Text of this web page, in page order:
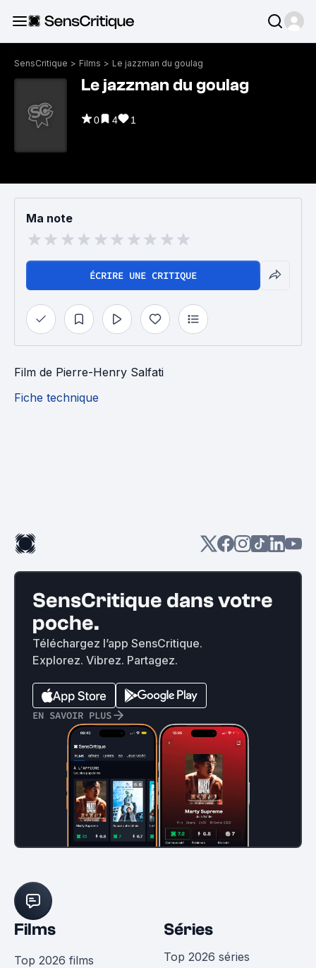
SensCritique > Films > Le jazzman du goulag
Le jazzman du goulag
0 4 1
Ma note
ÉCRIRE UNE CRITIQUE
Film de Pierre-Henry Salfati
Fiche technique
SensCritique dans votre
poche.
Téléchargez l’app SensCritique.
Explorez. Vibrez. Partagez.
EN SAVOIR PLUS
Films
Top 2026 films
Séries
Top 2026 séries